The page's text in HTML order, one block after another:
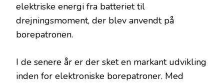
elektriske energi fra batteriet til
drejningsmoment, der blev anvendt på
borepatronen.
I de senere år er der sket en markant udvikling
inden for elektroniske borepatroner. Med